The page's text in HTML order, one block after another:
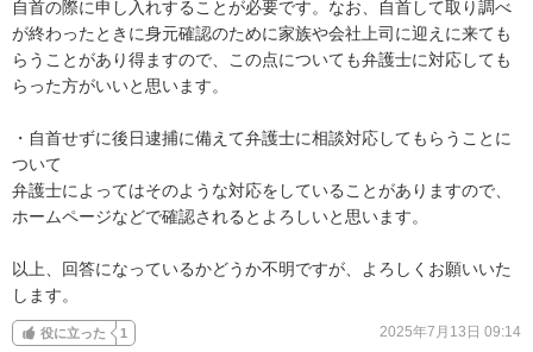
自首の際に申し入れすることが必要です。なお、自首して取り調べ
が終わったときに身元確認のために家族や会社上司に迎えに来ても
らうことがあり得ますので、この点についても弁護士に対応しても
らった方がいいと思います。
・自首せずに後日逮捕に備えて弁護士に相談対応してもらうことに
ついて
弁護士によってはそのような対応をしていることがありますので、
ホームページなどで確認されるとよろしいと思います。
以上、回答になっているかどうか不明ですが、よろしくお願いいた
します。
役に立った 1 2025年7月13日 09:14